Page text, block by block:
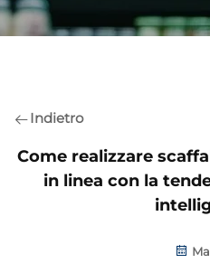
Indietro
Come realizzare
in linea con la